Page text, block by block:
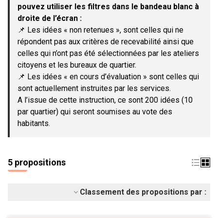
pouvez utiliser les filtres dans le bandeau blanc à
droite de l’écran :
📌 Les idées « non retenues », sont celles qui ne
répondent pas aux critères de recevabilité ainsi que
celles qui n’ont pas été sélectionnées par les ateliers
citoyens et les bureaux de quartier.
📌 Les idées « en cours d’évaluation » sont celles qui
sont actuellement instruites par les services.
A l’issue de cette instruction, ce sont 200 idées (10
par quartier) qui seront soumises au vote des
habitants.
5 propositions
Classement des propositions par :